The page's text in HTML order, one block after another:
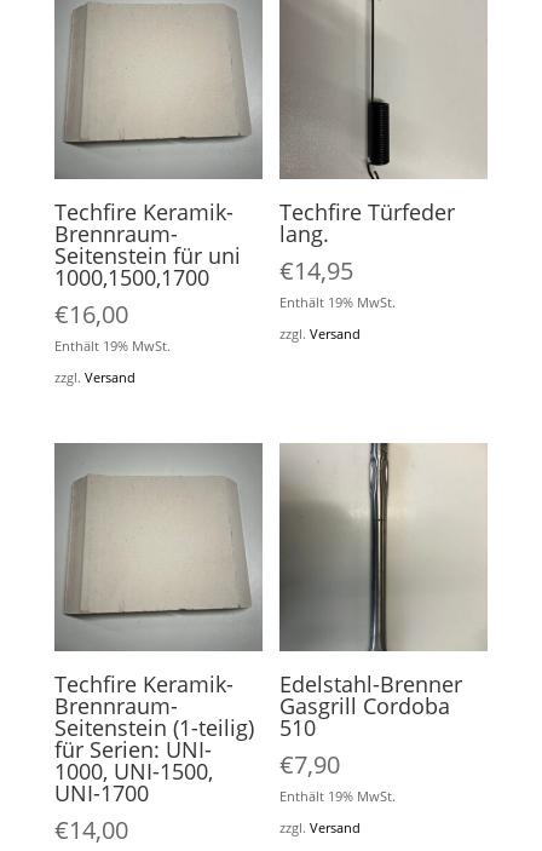
Techfire Keramik-
Brennraum-
Seitenstein für uni
1000,1500,1700
€16,00
Enthält 19% MwSt.
zzgl. Versand
Techfire Türfeder
lang.
€14,95
Enthält 19% MwSt.
zzgl.Versand
Techfire Keramik-
Brennraum-
Seitenstein (1-teilig)
für Serien: UNI-
1000, UNI-1500,
UNI-1700
€14,00
Edelstahl-Brenner
Gasgrill Cordoba
510
€7,90
Enthält 19% MwSt.
zzgl.Versand